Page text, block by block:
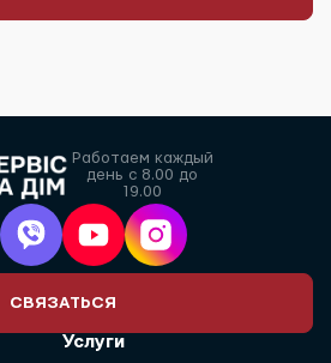
Работаем каждый
день с 8.00 до
19.00
СВЯЗАТЬСЯ
Услуги